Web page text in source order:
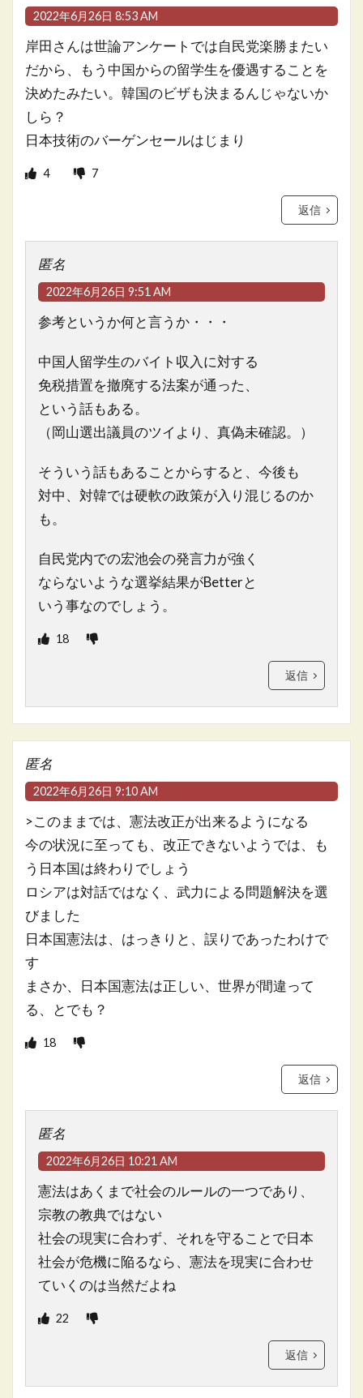
2022年6月26日 8:53 AM
岸田さんは世論アンケートでは自民党楽勝またい
だから、もう中国からの留学生を優遇することを
決めたみたい。韓国のビザも決まるんじゃないか
しら？
日本技術のバーゲンセールはじまり
4 7
返信
匿名
2022年6月26日 9:51 AM
参考というか何と言うか・・・
中国人留学生のバイト収入に対する
免税措置を撤廃する法案が通った、
という話もある。
（岡山選出議員のツイより、真偽未確認。）
そういう話もあることからすると、今後も
対中、対韓では硬軟の政策が入り混じるのか
も。
自民党内での宏池会の発言力が強く
ならないような選挙結果がBetterと
いう事なのでしょう。
18
返信
匿名
2022年6月26日 9:10 AM
>このままでは、憲法改正が出来るようになる
今の状況に至っても、改正できないようでは、も
う日本国は終わりでしょう
ロシアは対話ではなく、武力による問題解決を選
びました
日本国憲法は、はっきりと、誤りであったわけで
す
まさか、日本国憲法は正しい、世界が間違って
る、とでも？
18
返信
匿名
2022年6月26日 10:21 AM
憲法はあくまで社会のルールの一つであり、
宗教の教典ではない
社会の現実に合わず、それを守ることで日本
社会が危機に陥るなら、憲法を現実に合わせ
ていくのは当然だよね
22
返信